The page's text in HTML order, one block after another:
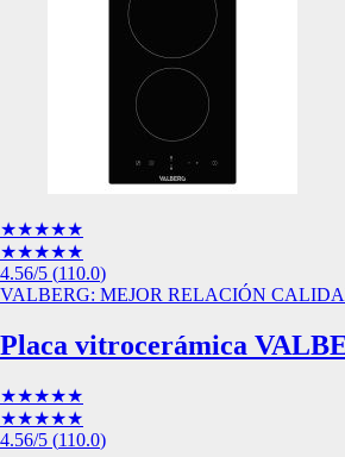
★★★★★
★★★★★
4.56/5 (110.0)
VALBERG: MEJOR RELACIÓN
Placa vitrocerámica
★★★★★
★★★★★
4.56/5 (110.0)